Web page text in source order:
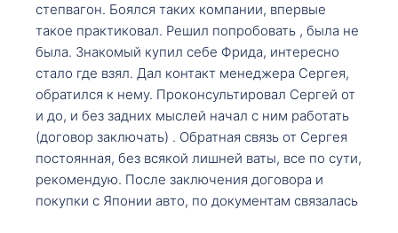
степвагон. Боялся таких компании, впервые
такое практиковал. Решил попробовать , была не
была. Знакомый купил себе Фрида, интересно
стало где взял. Дал контакт менеджера Сергея,
обратился к нему. Проконсультировал Сергей от
и до, и без задних мыслей начал с ним работать
(договор заключать) . Обратная связь от Сергея
постоянная, без всякой лишней ваты, все по сути,
рекомендую. После заключения договора и
покупки с Японии авто, по документам связалась